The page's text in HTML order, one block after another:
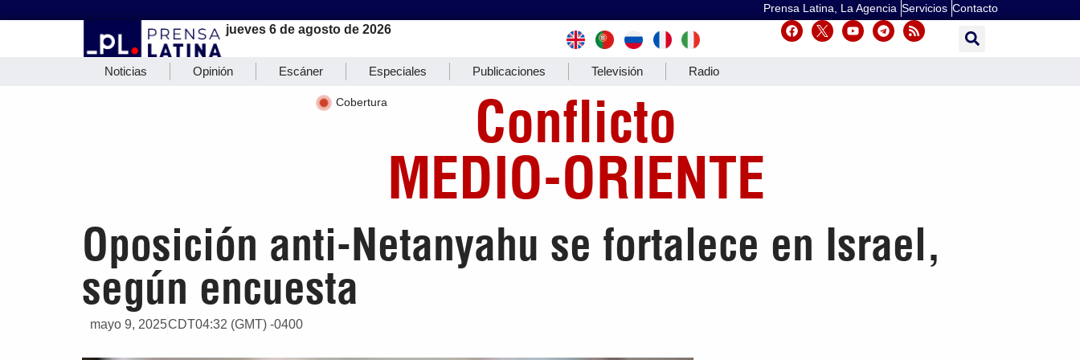
Prensa Latina, La Agencia Servicios Contacto
jueves 6 de agosto de 2026
Noticias Opinión Escáner Especiales Publicaciones Televisión Radio
Cobertura
Conflicto
MEDIO-ORIENTE
Oposición anti-Netanyahu se fortalece en Israel,
según encuesta
mayo 9, 2025CDT04:32 (GMT) -0400